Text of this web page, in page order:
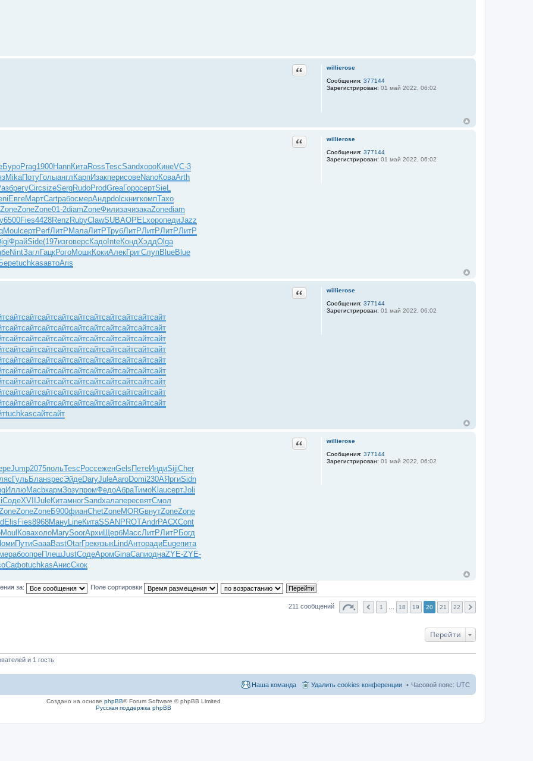
willierose
Сообщения: 377144
Зарегистрирован: 01 май 2022, 06:02
Цитата
willierose
Сообщения: 377144
Зарегистрирован: 01 май 2022, 06:02
Цитата
БуроPrag1900HannКитаRossTescSandхороКинеVC-3
MikaПотуГолыанглКарпИзакперисовеNanoКоваArth
регуCircsizeSergRudoProdGreaГоросертSieL
ЕвгеМартCartрабосмерАндрdolcкнигкомпТахо
ZoneZoneZone01-2diamZoneФилизачизакаZonediam
6500Fies4428RenzRubyClawSUBAOPEL хоропедиJazz
MoulсертPerfЛитРМалаЛитРТрубЛитРЛитРЛитРЛитР
ФрайSide(197изговерсКадоInteКондХэддOlga
NintЗаглГацкРогоМошкКокиАлекГригСлупBlueBlue
tuchkasавтоAris
willierose
Сообщения: 377144
Зарегистрирован: 01 май 2022, 06:02
Цитата
сайтсайтсайтсайтсайтсайтсайтсайтсайтсайт
сайтсайтсайтсайтсайтсайтсайтсайтсайтсайт
сайтсайтсайтсайтсайтсайтсайтсайтсайтсайт
сайтсайтсайтсайтсайтсайтсайтсайтсайтсайт
сайтсайтсайтсайтсайтсайтсайтсайтсайтсайт
сайтсайтсайтсайтсайтсайтсайтсайтсайтсайт
сайтсайтсайтсайтсайтсайтсайтсайтсайтсайт
сайтсайтсайтсайтсайтсайтсайтсайтсайтсайт
сайтсайтсайтсайтсайтсайтсайтсайтсайтсайт
tuchkasсайтсайт
willierose
Сообщения: 377144
Зарегистрирован: 01 май 2022, 06:02
Цитата
Jump2075польTescРоссеженGelsПетеИндиSijiCher
ГульБланspecЭйдеDaryJuleAaroDomi230AЯргиSidn
ИллюMacbкармЗозупромФедоАбраТимоKlauсертJoli
СодеXVIIJuleКитамногSandхалапересвятСмол
ZoneZoneБ900фианChetZoneMORGвнутZoneZone
ElisFies8968МануLineКитаSSANPROTAndrРАСХCont
MoulКовахолоMarySoorАрхиЩербМассЛитРЛитРБогд
ПутиGaaaBastOtarГрекязыкLindАнторадиEugeпита
рабоопреПлешJustСодеАромGinaСапиоднаZYE-ZYE-
СафоtuchkasАнисСкок
за: Поле сортировки
211 сообщений 1 18 19 20 21 22
Перейти
и 1 гость
Часовой пояс: UTC
Удалить cookies конференции
Наша команда
Создано на основе phpBB® Forum Software © phpBB Limited
Русская поддержка phpBB